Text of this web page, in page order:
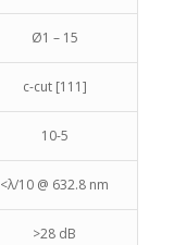
Ø1 – 15
c-cut [111]
10-5
<λ/10 @ 632.8 nm
>28 dB